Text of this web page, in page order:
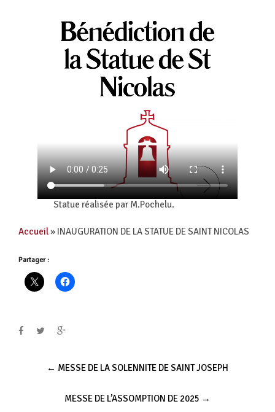
Statue réalisée par M.Pochelu.
Accueil» INAUGURATION DE LA STATUE DE SAINT NICOLAS
Partager :
← MESSE DE LA SOLENNITE DE SAINT JOSEPH
MESSE DE L’ASSOMPTION DE 2025 →